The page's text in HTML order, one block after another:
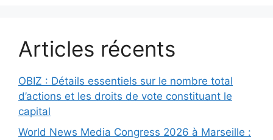
Articles récents
OBIZ : Détails essentiels sur le nombre total
d’actions et les droits de vote constituant le
capital
World News Media Congress 2026 à Marseille :